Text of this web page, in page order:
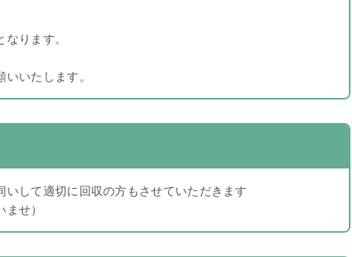
ります。
いたします。
して適切に回収の方もさせていただきます
せ）